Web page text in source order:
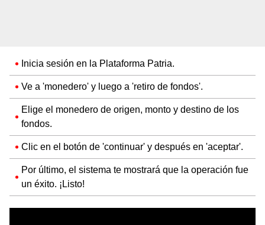
Inicia sesión en la Plataforma Patria.
Ve a 'monedero' y luego a 'retiro de fondos'.
Elige el monedero de origen, monto y destino de los
fondos.
Clic en el botón de 'continuar' y después en 'aceptar'.
Por último, el sistema te mostrará que la operación fue
un éxito. ¡Listo!